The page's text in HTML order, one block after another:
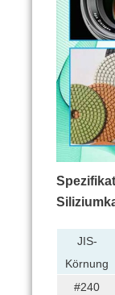
JIS-
Körnung
#240